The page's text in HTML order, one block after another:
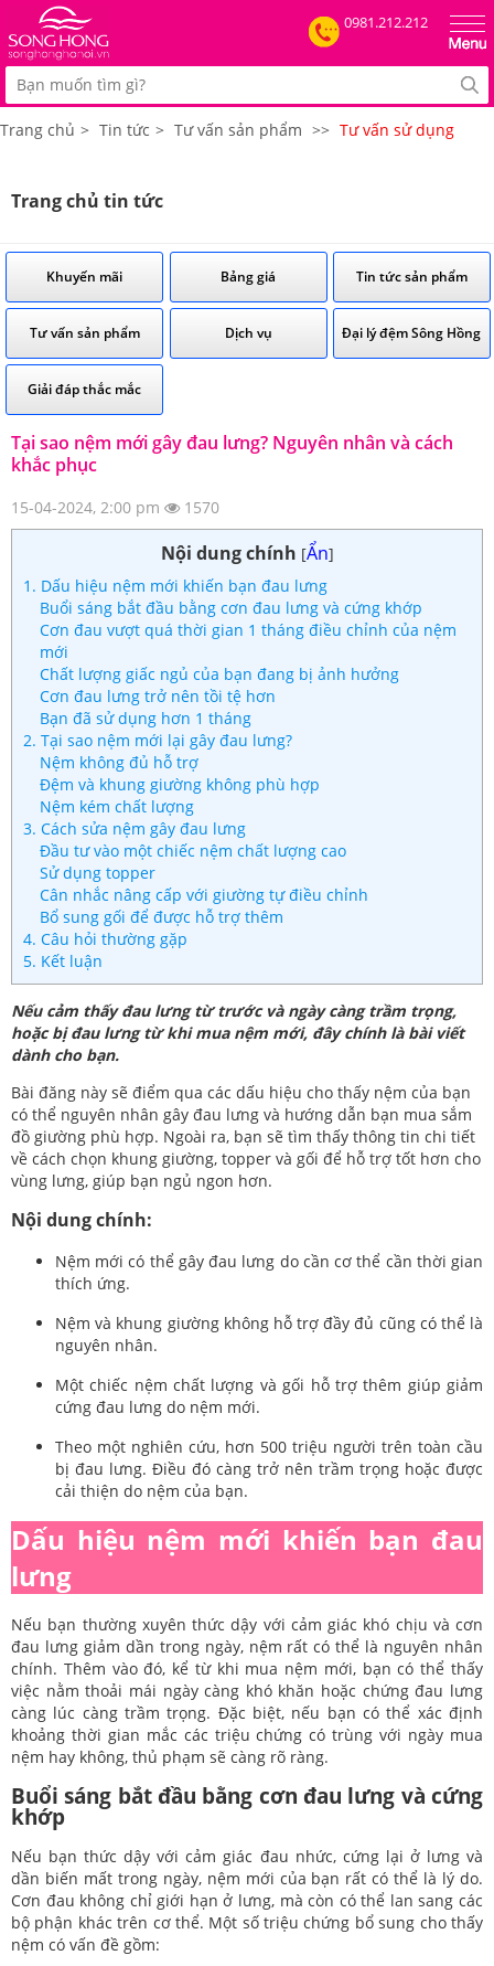
0981.212.212
Trang chủ > Tin tức > Tư vấn sản phẩm >> Tư vấn sử dụng
Trang chủ tin tức
Khuyến mãi Bảng giá Tin tức sản phẩm
Tư vấn sản phẩm Dịch vụ Đại lý đệm Sông Hồng
Giải đáp thắc mắc
Tại sao nệm mới gây đau lưng? Nguyên nhân và cách
khắc phục
15-04-2024, 2:00 pm 1570
Nội dung chính [Ẩn]
1. Dấu hiệu nệm mới khiến bạn đau lưng
Buổi sáng bắt đầu bằng cơn đau lưng và cứng khớp
Cơn đau vượt quá thời gian 1 tháng điều chỉnh của nệm
mới
Chất lượng giấc ngủ của bạn đang bị ảnh hưởng
Cơn đau lưng trở nên tồi tệ hơn
Bạn đã sử dụng hơn 1 tháng
2. Tại sao nệm mới lại gây đau lưng?
Nệm không đủ hỗ trợ
Đệm và khung giường không phù hợp
Nệm kém chất lượng
3. Cách sửa nệm gây đau lưng
Đầu tư vào một chiếc nệm chất lượng cao
Sử dụng topper
Cân nhắc nâng cấp với giường tự điều chỉnh
Bổ sung gối để được hỗ trợ thêm
4. Câu hỏi thường gặp
5. Kết luận
Nếu cảm thấy đau lưng từ trước và ngày càng trầm trọng,
hoặc bị đau lưng từ khi mua nệm mới, đây chính là bài viết
dành cho bạn.
Bài đăng này sẽ điểm qua các dấu hiệu cho thấy nệm của bạn
có thể nguyên nhân gây đau lưng và hướng dẫn bạn mua sắm
đồ giường phù hợp. Ngoài ra, bạn sẽ tìm thấy thông tin chi tiết
về cách chọn khung giường, topper và gối để hỗ trợ tốt hơn cho
vùng lưng, giúp bạn ngủ ngon hơn.
Nội dung chính:
Nệm mới có thể gây đau lưng do cần cơ thể cần thời gian
thích ứng.
Nệm và khung giường không hỗ trợ đầy đủ cũng có thể là
nguyên nhân.
Một chiếc nệm chất lượng và gối hỗ trợ thêm giúp giảm
cứng đau lưng do nệm mới.
Theo một nghiên cứu, hơn 500 triệu người trên toàn cầu
bị đau lưng. Điều đó càng trở nên trầm trọng hoặc được
cải thiện do nệm của bạn.
Dấu hiệu nệm mới khiến bạn đau
lưng
Nếu bạn thường xuyên thức dậy với cảm giác khó chịu và cơn
đau lưng giảm dần trong ngày, nệm rất có thể là nguyên nhân
chính. Thêm vào đó, kể từ khi mua nệm mới, bạn có thể thấy
việc nằm thoải mái ngày càng khó khăn hoặc chứng đau lưng
càng lúc càng trầm trọng. Đặc biệt, nếu bạn có thể xác định
khoảng thời gian mắc các triệu chứng có trùng với ngày mua
nệm hay không, thủ phạm sẽ càng rõ ràng.
Buổi sáng bắt đầu bằng cơn đau lưng và cứng
khớp
Nếu bạn thức dậy với cảm giác đau nhức, cứng lại ở lưng và
dần biến mất trong ngày, nệm mới của bạn rất có thể là lý do.
Cơn đau không chỉ giới hạn ở lưng, mà còn có thể lan sang các
bộ phận khác trên cơ thể. Một số triệu chứng bổ sung cho thấy
nệm có vấn đề gồm: